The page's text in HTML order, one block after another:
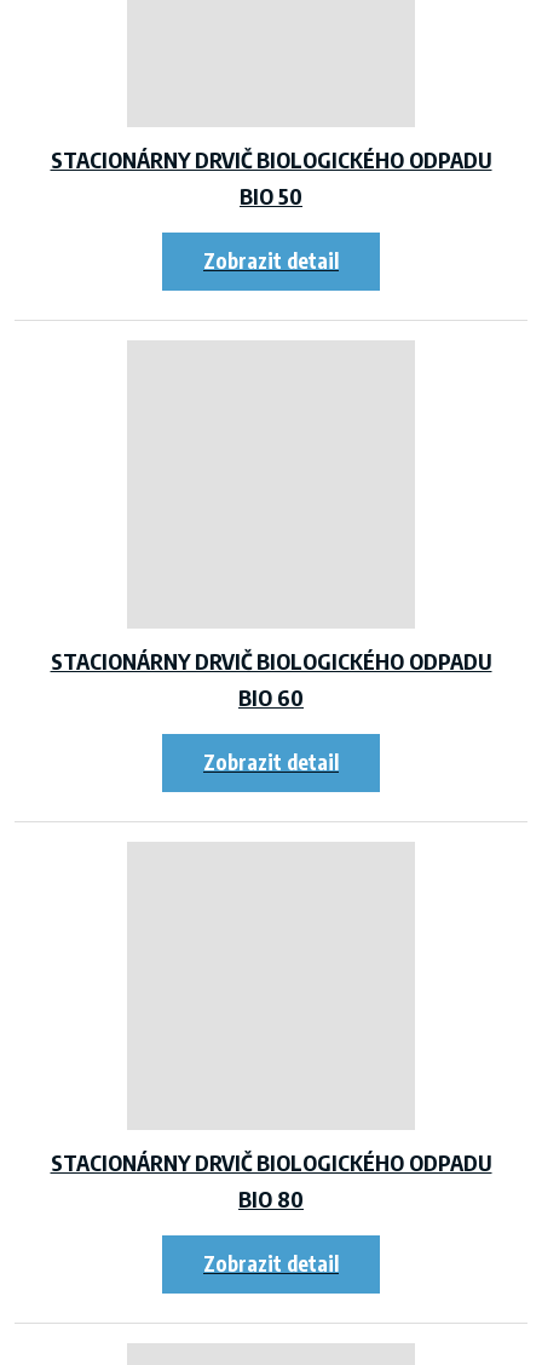
STACIONÁRNY DRVIČ BIOLOGICKÉHO ODPADU
BIO 50
STACIONÁRNY DRVIČ BIOLOGICKÉHO ODPADU
BIO 60
STACIONÁRNY DRVIČ BIOLOGICKÉHO ODPADU
BIO 80